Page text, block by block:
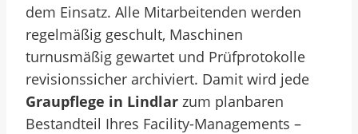
dem Einsatz. Alle Mitarbeitenden werden
regelmäßig geschult, Maschinen
turnusmäßig gewartet und Prüfprotokolle
revisionssicher archiviert. Damit wird jede
Graupflege in Lindlar zum planbaren
Bestandteil Ihres Facility-Managements –